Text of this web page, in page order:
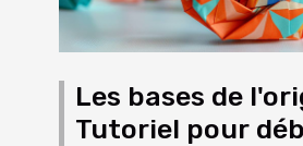
Les bases de
Tutoriel pour